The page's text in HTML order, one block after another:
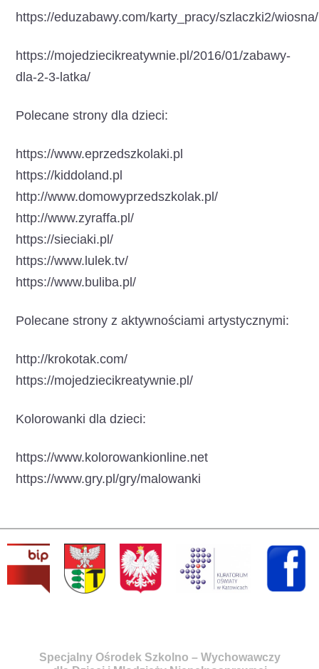
https://eduzabawy.com/karty_pracy/szlaczki2/wiosna/
https://mojedziecikreatywnie.pl/2016/01/zabawy-
dla-2-3-latka/
Polecane strony dla dzieci:
https://www.eprzedszkolaki.pl
https://kiddoland.pl
http://www.domowyprzedszkolak.pl/
http://www.zyraffa.pl/
https://sieciaki.pl/
https://www.lulek.tv/
https://www.buliba.pl/
Polecane strony z aktywnościami artystycznymi:
http://krokotak.com/
https://mojedziecikreatywnie.pl/
Kolorowanki dla dzieci:
https://www.kolorowankionline.net
https://www.gry.pl/gry/malowanki
Specjalny Ośrodek Szkolno – Wychowawczy